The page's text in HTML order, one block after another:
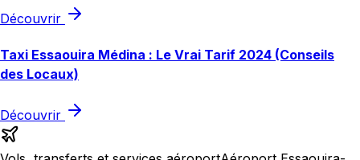
Découvrir
Taxi Essaouira Médina : Le Vrai Tarif 2024 (Conseils
des Locaux)
Découvrir